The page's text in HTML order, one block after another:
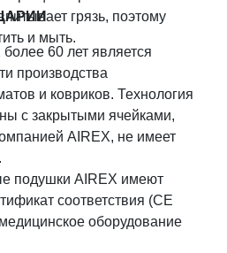
грязь, поэтому
и мыть.
60 лет является
производства
и ковриков. Технология
с закрытыми ячейками,
AIREX, не имеет
подушки AIREX имеют
соответствия (CE
оборудование